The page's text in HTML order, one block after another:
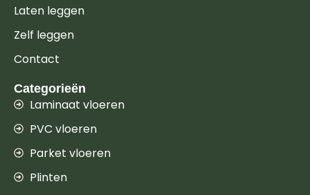
Laten leggen
Zelf leggen
Contact
Categorieën
Laminaat vloeren
PVC vloeren
Parket vloeren
Plinten